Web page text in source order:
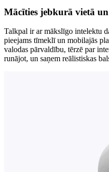
Mācīties jebkurā vietā
Talkpal ir ar mākslīgo intelektu
pieejams tīmeklī un mobilajās
valodas pārvaldību, tērzē par
runājot, un saņem reālistiskas